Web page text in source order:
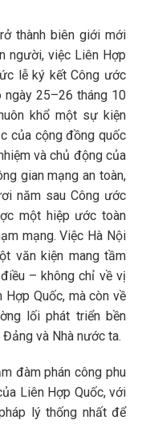
thành biên giới mới
người, việc Liên Hợp
lễ ký kết Công ước
ngày 25–26 tháng 10
khổ một sự kiện
của cộng đồng quốc
và chủ động của
gian mạng an toàn,
năm sau Công ước
một hiệp ước toàn
mạng. Việc Hà Nội
văn kiện mang tầm
– không chỉ về vị
Quốc, mà còn về
lối phát triển bền
và Nhà nước ta.
đàm phán công phu
Liên Hợp Quốc, với
lý thống nhất để